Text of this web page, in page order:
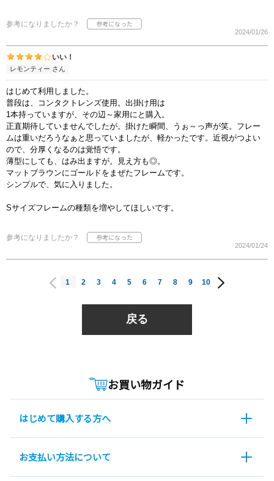
参考になりましたか？
2024/01/26
いい！
レモンティー さん
はじめて利用しました。
普段は、コンタクトレンズ使用。出掛け用は
1本持っていますが、その辺～家用にと購入。
正直期待していませんでしたが。掛けた瞬間、うぉ～っ声が笑。フレー
ムは重いだろうなぁと思っていましたが、軽かったです。近視がつよい
ので、分厚くなるのは覚悟です。
薄型にしても、はみ出ますが。見え方も◎。
マットブラウンにゴールドをまぜたフレームです。
シンプルで、気に入りました。
Sサイズフレームの種類を増やしてほしいです。
参考になりましたか？
2024/01/24
1 2 3 4 5 6 7 8 9 10
戻る
お買い物ガイド
はじめて購入する方へ
お支払い方法について